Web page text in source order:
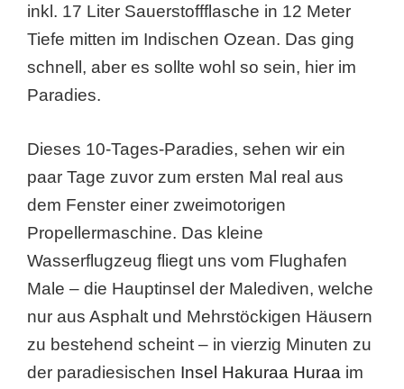
inkl. 17 Liter Sauerstoffflasche in 12 Meter
Tiefe mitten im Indischen Ozean. Das ging
schnell, aber es sollte wohl so sein, hier im
Paradies.
Dieses 10-Tages-Paradies, sehen wir ein
paar Tage zuvor zum ersten Mal real aus
dem Fenster einer zweimotorigen
Propellermaschine. Das kleine
Wasserflugzeug fliegt uns vom Flughafen
Male – die Hauptinsel der Malediven, welche
nur aus Asphalt und Mehrstöckigen Häusern
zu bestehend scheint – in vierzig Minuten zu
der paradiesischen Insel Hakuraa Huraa im